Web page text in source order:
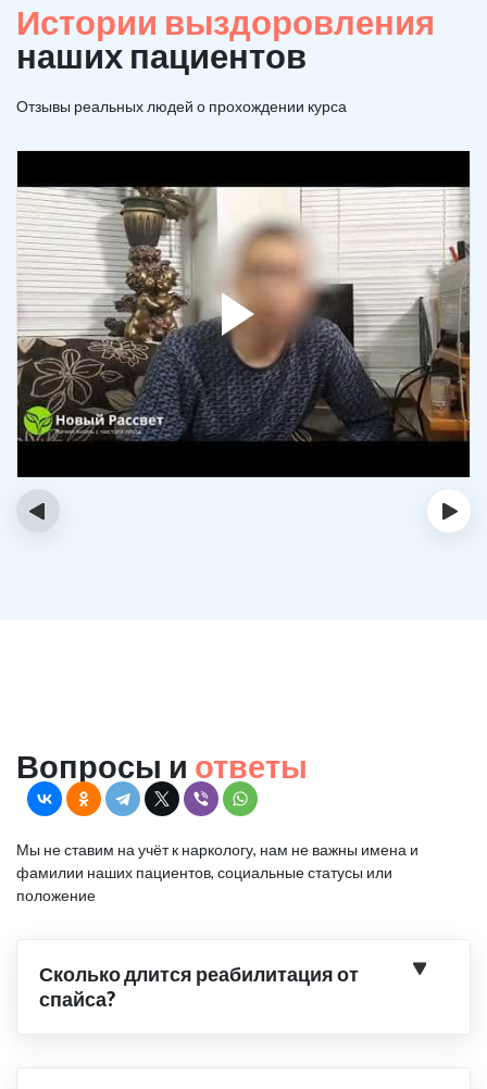
Истории выздоровления
наших пациентов
Отзывы реальных людей о прохождении курса
‹ ›
Вопросы и ответы
Мы не ставим на учёт к наркологу, нам не важны имена и
фамилии наших пациентов, социальные статусы или
положение
Сколько длится реабилитация от
спайса?